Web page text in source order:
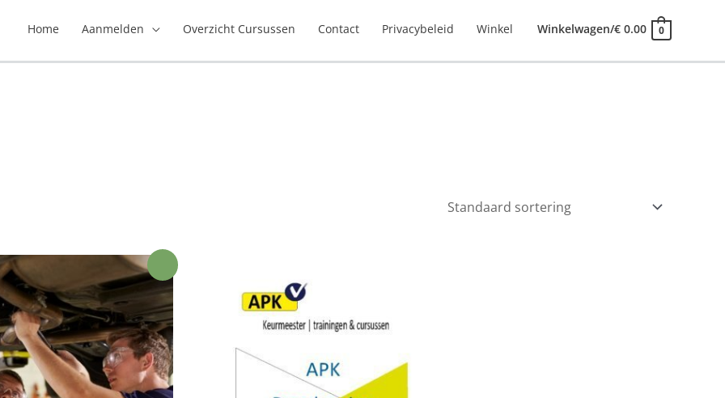
Home Aanmelden Overzicht Cursussen Contact Privacybeleid Winkel Winkelwagen/€0.00 0
Oorspronkelijke
prijs
was:
€ 50.00.
is:
€ 0.00.